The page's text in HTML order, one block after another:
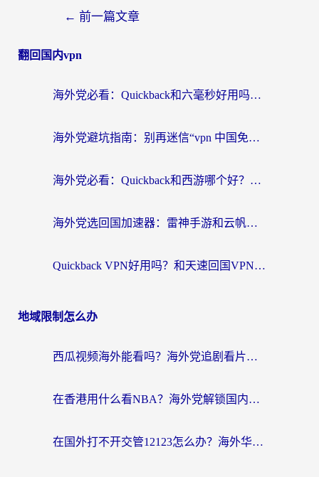
← 前一篇文章
翻回国内vpn
海外党必看：Quickback和六毫秒好用吗？3步选对回国加速器，无缝刷国内剧玩游戏
海外党避坑指南：别再迷信“vpn 中国免费”，选对回国加速器才能无缝刷国内资源
海外党必看：Quickback和西游哪个好？3个维度教你选对回国加速器
海外党选回国加速器：雷神手游和云帆哪个好？附3组对比+避坑指南
Quickback VPN好用吗？和天速回国VPN对比哪个回国效果更好？海外党必看的真实体验指南
地域限制怎么办
西瓜视频海外能看吗？海外党追剧看片的终极解决方案来了
在香港用什么看NBA？海外党解锁国内体育直播的终极攻略
在国外打不开交管12123怎么办？海外华人必看的回国加速全攻略